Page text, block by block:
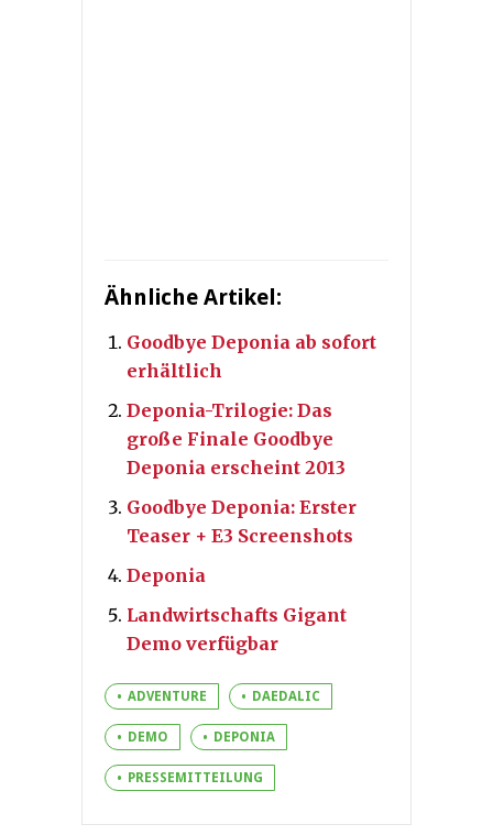
Ähnliche Artikel:
Goodbye Deponia ab sofort
erhältlich
Deponia-Trilogie: Das
große Finale Goodbye
Deponia erscheint 2013
Goodbye Deponia: Erster
Teaser + E3 Screenshots
Deponia
Landwirtschafts Gigant
Demo verfügbar
ADVENTURE DAEDALIC
DEMO DEPONIA
PRESSEMITTEILUNG